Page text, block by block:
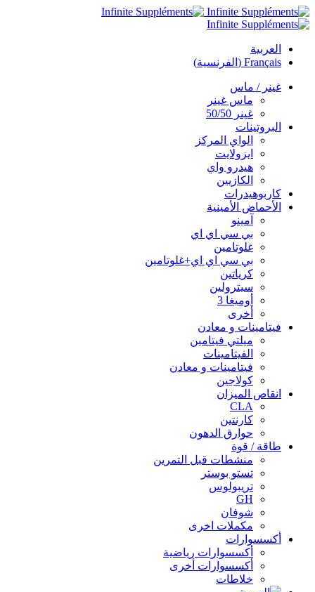
العربية
Français
( الفرنسية)
غينر / ماس
ماس غينر
غينر 50/50
البروتينات
الواي المركز
ايزولايت
هيدرو واي
الكازيين
كاربوهيدرات
الأحماض الأمينية
آمينو
بي سي اي اي
غلوتامين
بي سي اي اي+غلوتامين
كرياتين
سيترولين
أوميغا 3
أخرى
فيتامينات و معادن
ميلتي فيتامين
الفيتامينات
فيتامينات و معادن
كولاجين
انقاص الميزان
CLA
كارنتين
حوارق الدهون
طاقة / قوة
منشطات قبل التمرين
تستو بوستر
تريبولوس
GH
شوفان
مكملات اخرى
أكسسوارات
أكسسوارات رياضية
أكسسوارات أخرى
خلاطات